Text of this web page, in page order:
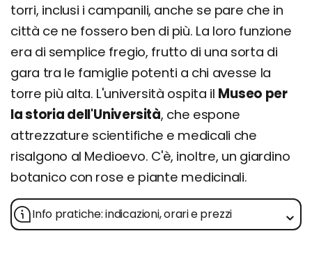
torri, inclusi i campanili, anche se pare che in
città ce ne fossero ben di più. La loro funzione
era di semplice fregio, frutto di una sorta di
gara tra le famiglie potenti a chi avesse la
torre più alta. L'università ospita il Museo per
la storia dell'Università, che espone
attrezzature scientifiche e medicali che
risalgono al Medioevo. C'è, inoltre, un giardino
botanico con rose e piante medicinali.
Info pratiche: indicazioni, orari e prezzi